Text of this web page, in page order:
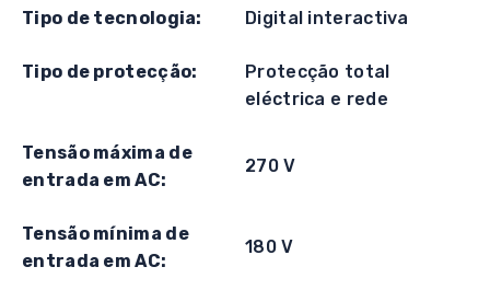
Tipo de tecnologia: Digital interactiva
Tipo de protecção:
Protecção total
eléctrica e rede
Tensão máxima de
entrada em AC:
270 V
Tensão mínima de
entrada em AC:
180 V